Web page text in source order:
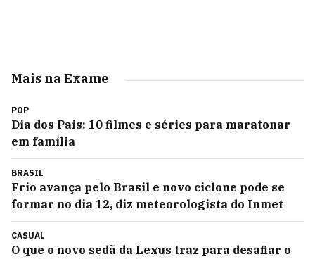
Mais na Exame
POP
Dia dos Pais: 10 filmes e séries para maratonar
em família
BRASIL
Frio avança pelo Brasil e novo ciclone pode se
formar no dia 12, diz meteorologista do Inmet
CASUAL
O que o novo sedã da Lexus traz para desafiar o